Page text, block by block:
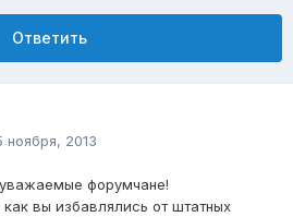
Ответить
ноября, 2013
форумчане!
вы избавлялись от штатных